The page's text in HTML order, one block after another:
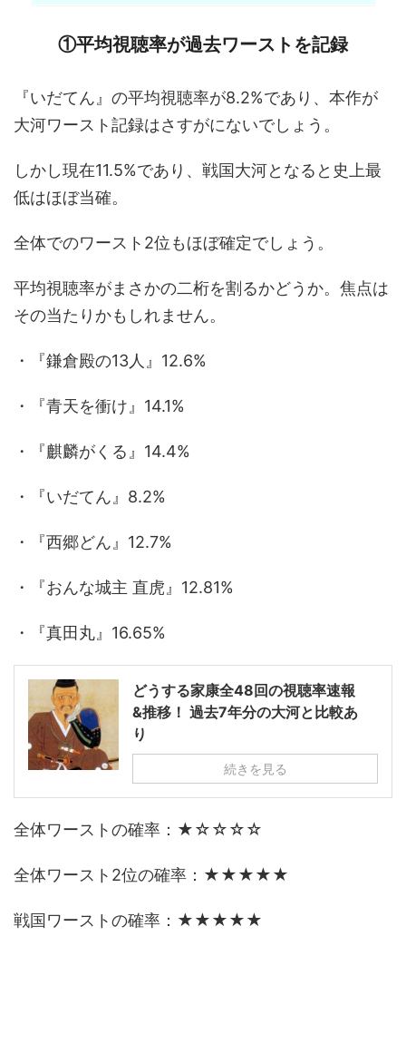
①平均視聴率が過去ワーストを記録
『いだてん』の平均視聴率が8.2%であり、本作が
大河ワースト記録はさすがにないでしょう。
しかし現在11.5%であり、戦国大河となると史上最
低はほぼ当確。
全体でのワースト2位もほぼ確定でしょう。
平均視聴率がまさかの二桁を割るかどうか。焦点は
その当たりかもしれません。
・『鎌倉殿の13人』12.6%
・『青天を衝け』14.1%
・『麒麟がくる』14.4%
・『いだてん』8.2%
・『西郷どん』12.7%
・『おんな城主 直虎』12.81%
・『真田丸』16.65%
どうする家康全48回の視聴率速報
&推移！ 過去7年分の大河と比較あ
り
続きを見る
全体ワーストの確率：★☆☆☆☆
全体ワースト2位の確率：★★★★★
戦国ワーストの確率：★★★★★